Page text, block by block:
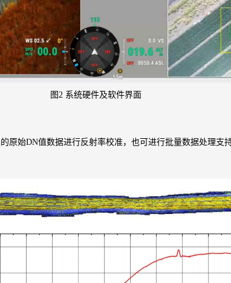
图2 系统硬件及软件界面
原始DN值数据进行反射率校准，也可进行批量数据处理支